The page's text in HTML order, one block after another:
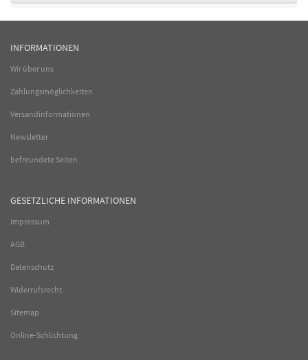
INFORMATIONEN
Wir über uns
Zahlungsmöglichkeiten
Versandinformationen
Newsletter
befreundete Seiten
GESETZLICHE INFORMATIONEN
Impressum
AGB
Datenschutz
Widerrufsrecht
Sitemap
Online-Schlichtung